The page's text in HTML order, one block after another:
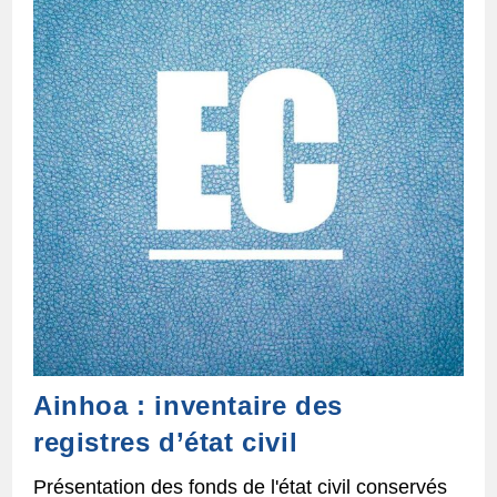
Ainhoa : inventaire des
registres d’état civil
Présentation des fonds de l'état civil conservés